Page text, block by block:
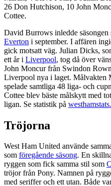
26 Don Hutchison, 10 John
Cottee.
David Burrows inledde säsongen
Everton i september. I affären
gick motsatt väg. Julian Dicks,
ett år i Liverpool, tog då över
John Moncur från Swindon
Liverpool nya i laget. Målvakten
spelade samtliga 48 liga- och
Cottee blev bäste målskytt med
ligan. Se statistik på
Tröjorna
West Ham United använde
som föregående säsong. En
ryggen som fick samma stil som
tröjor från Pony. Namnen på
med seriffer och ett utan. Både